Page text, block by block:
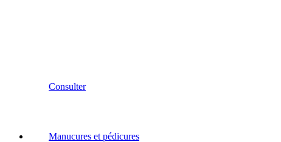
Consulter
Manucures et pédicures